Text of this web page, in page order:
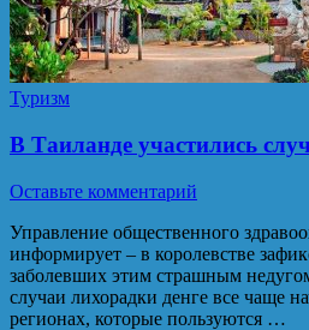
Туризм
В Таиланде участились
Оставьте комментарий
Управление общественного
информирует – в королевстве
заболевших этим страшным
случаи лихорадки денге все чаще
регионах, которые пользуются …